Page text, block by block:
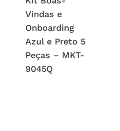
Vindas e
Onboarding
Azul e Preto 5
Peças – MKT-
9045Q